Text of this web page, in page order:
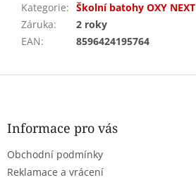
Kategorie: Školní batohy OXY NEXT
Záruka:
2 roky
EAN: 8596424195764
Z
Informace pro vás
Obchodní podmínky
Reklamace a vrácení